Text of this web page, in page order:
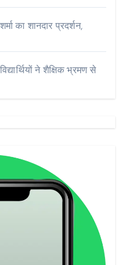
का शानदार प्रदर्शन,
ने शैक्षिक भ्रमण से